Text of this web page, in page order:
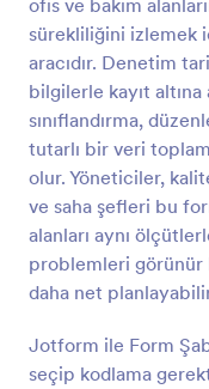
ofis ve bakım
sürekliliğini izlemek
aracıdır. Denetim
bilgilerle kayıt
sınıflandırma,
tutarlı bir veri
olur. Yöneticiler,
ve saha şefleri bu
alanları aynı
problemleri görünür
daha net
Jotform ile Form
seçip kodlama